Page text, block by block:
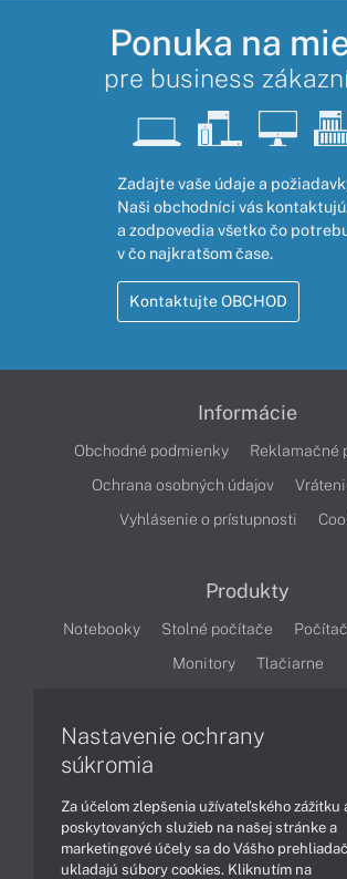
Ponuka na
pre business
Zadajte vaše údaje a
Naši obchodníci vás
a zodpovedia všetko čo
v čo najkratšom čase.
Kontaktujte OBCHOD
Informácie
Obchodné podmienky
Reklamačné
Ochrana osobných údajov
Vyhlásenie o prístupnosti
Produkty
Notebooky Stolné počítače
Monitory
Tlačiarne
Články
Obchodné informácie
Technológie
Videá
Nastavenie ochrany
súkromia
Za účelom zlepšenia užívateľského zážitku
poskytovaných služieb na našej stránke a
marketingové účely sa do Vášho
ukladajú súbory cookies. Kliknutím na